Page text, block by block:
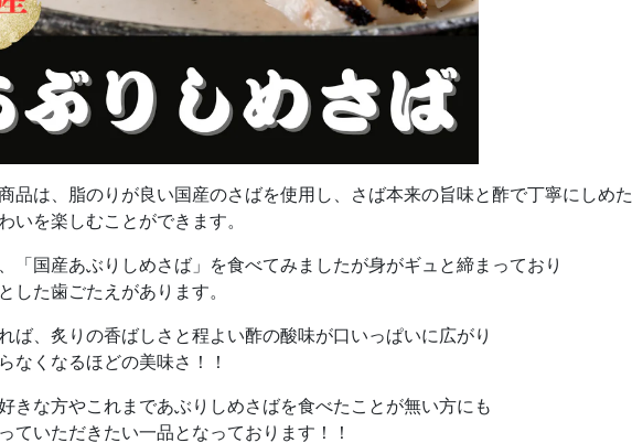
品は、脂のりが良い国産のさばを使用し、さば本来の旨味と酢で丁寧にしめた
いを楽しむことができます。
「国産あぶりしめさば」を食べてみましたが身がギュと締まっており
した歯ごたえがあります。
ば、炙りの香ばしさと程よい酢の酸味が口いっぱいに広がり
なくなるほどの美味さ！！
きな方やこれまであぶりしめさばを食べたことが無い方にも
ていただきたい一品となっております！！